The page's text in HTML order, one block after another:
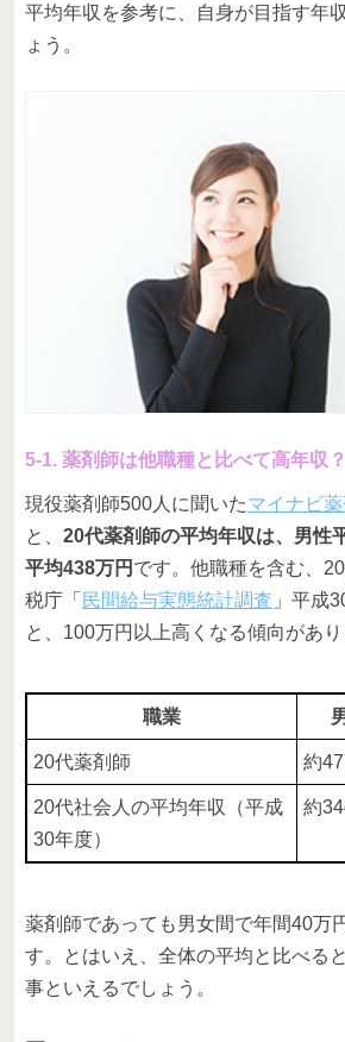
平均年収を参考に、自身が目指す年
ょう。
5-1. 薬剤師は他職種と比べて高年収？
現役薬剤師500人に聞いたマイナビ
と、 20代薬剤師の平均年収は、男性
平均438万円 です。他職種を含む、
税庁「 民間給与実態統計調査 」平成
と、100万円以上高くなる傾向があり
職業
20代薬剤師 約
20代社会人の平均年収（平成
30年度）
約
薬剤師であっても男女間で年間40万
す。とはいえ、全体の平均と比べる
事といえるでしょう。